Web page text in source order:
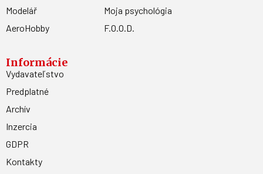
Modelář
AeroHobby
Moja psychológia
F.O.O.D.
Informácie
Vydavateľstvo
Predplatné
Archív
Inzercia
GDPR
Kontakty